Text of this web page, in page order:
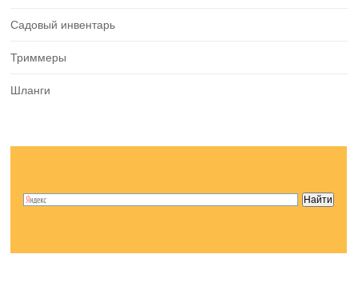
Садовый инвентарь
Триммеры
Шланги